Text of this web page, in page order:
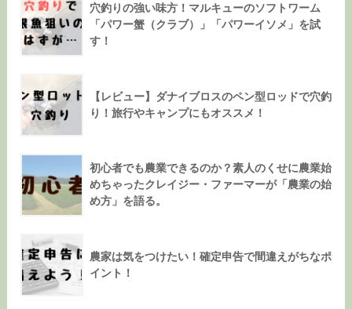
穴釣りの強い味方！マルキューのソフトワーム
「パワー蟹（クラブ）」「パワーイソメ」を試
す！
【レビュー】ダナイブロスのペン型ロッドで穴釣
り！旅行やキャンプにもオススメ！
初心者でも農業できるのか？素人のくせに農業始
めちゃったクレイジー・ファーマーが「農業の始
め方」を語る。
農家は気をつけたい！確定申告で間違えがちなポ
イント！